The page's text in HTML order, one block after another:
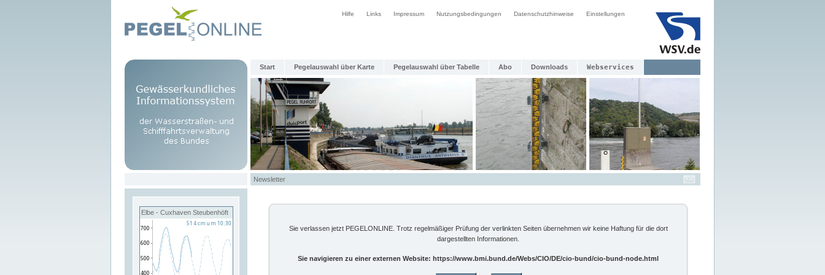
Hilfe Links Impressum Nutzungsbedingungen Datenschutzhinweise Einstellungen
Start Pegelauswahl über Karte Pegelauswahl über Tabelle Abo Downloads Webservices
Newsletter
Elbe - Cuxhaven Steubenhöft
Sie verlassen jetzt PEGELONLINE. Trotz regelmäßiger Prüfung der verlinkten Seiten übernehmen wir keine Haftung für die dort
dargestellten Informationen.
Sie navigieren zu einer externen Website: https://www.bmi.bund.de/Webs/CIO/DE/cio-bund/cio-bund-node.html